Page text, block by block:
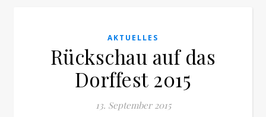
AKTUELLES
Rückschau auf das
Dorffest 2015
13. September 2015